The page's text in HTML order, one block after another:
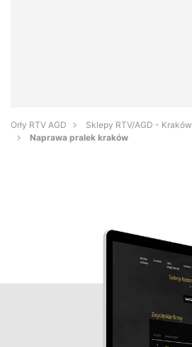
Orły RTV AGD
Sklepy RTV/AGD - Kraków
Naprawa pralek kraków